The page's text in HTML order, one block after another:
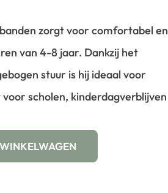
zorgt voor comfortabel en
van 4-8 jaar. Dankzij het
stuur is hij ideaal voor
scholen, kinderdagverblijven